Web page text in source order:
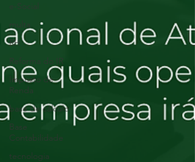
e-Social
multa
RH
Reforma do IR
Imposto de
Renda
base de cálculo
Base
Contabilidade
tecnologia